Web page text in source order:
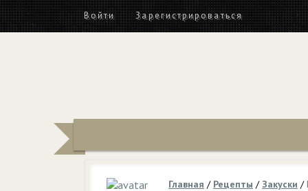
Войти Зарегистрироваться
Главная / Рецепты /Закуски /